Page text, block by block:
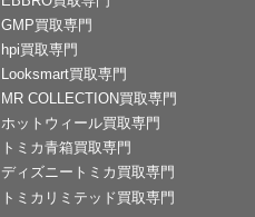
GMP買取専門
hpi買取専門
Looksmart買取専門
MR COLLECTION買取専門
ホットウィール買取専門
トミカ青箱買取専門
ディズニートミカ買取専門
トミカリミテッド買取専門